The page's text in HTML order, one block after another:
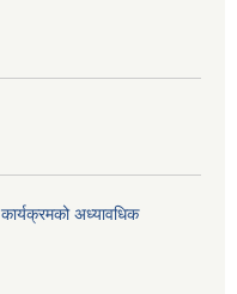
कार्यक्रमको अध्यावधिक